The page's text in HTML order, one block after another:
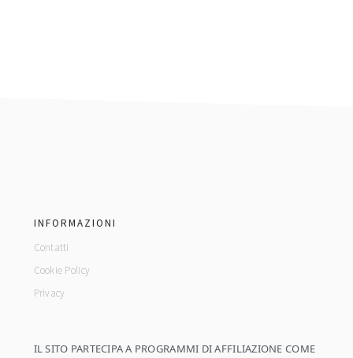
INFORMAZIONI
Contatti
Cookie Policy
Privacy
IL SITO PARTECIPA A PROGRAMMI DI AFFILIAZIONE COME